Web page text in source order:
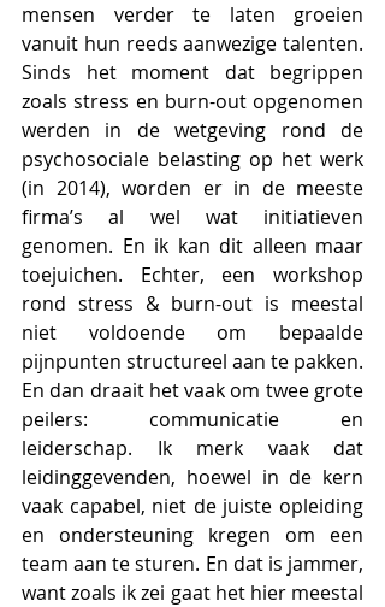
mensen verder te laten groeien
vanuit hun reeds aanwezige talenten.
Sinds het moment dat begrippen
zoals stress en burn-out opgenomen
werden in de wetgeving rond de
psychosociale belasting op het werk
(in 2014), worden er in de meeste
firma’s al wel wat initiatieven
genomen. En ik kan dit alleen maar
toejuichen. Echter, een workshop
rond stress & burn-out is meestal
niet voldoende om bepaalde
pijnpunten structureel aan te pakken.
En dan draait het vaak om twee grote
peilers: communicatie en
leiderschap. Ik merk vaak dat
leidinggevenden, hoewel in de kern
vaak capabel, niet de juiste opleiding
en ondersteuning kregen om een
team aan te sturen. En dat is jammer,
want zoals ik zei gaat het hier meestal